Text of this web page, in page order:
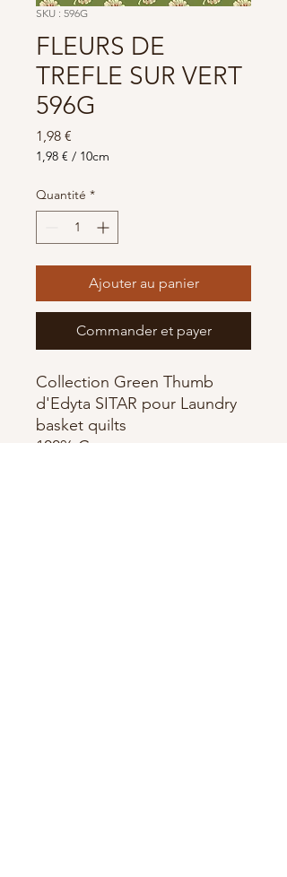
SKU : 596G
FLEURS DE
TREFLE SUR VERT
596G
1,98 €
1,98 € / 10cm
pour
10
Centimètres
Quantité *
Ajouter au panier
Commander et payer
Collection Green Thumb
d'Edyta SITAR pour Laundry
basket quilts
100% Coton